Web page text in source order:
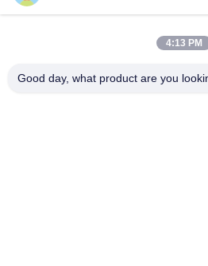
4:13 PM
Good day, what product are you